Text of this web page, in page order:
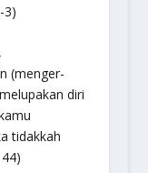
3)
(menger-
diri
tidakkah